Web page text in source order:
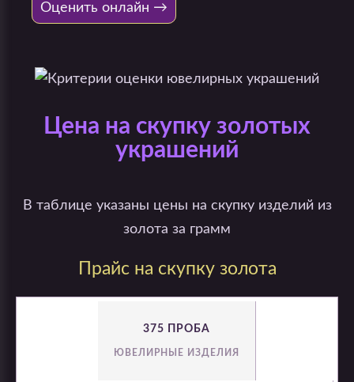
Оценить онлайн →
Цена на скупку золотых
украшений
В таблице указаны цены на скупку изделий из
золота за грамм
Прайс на скупку золота
375 ПРОБА
ЮВЕЛИРНЫЕ ИЗДЕЛИЯ